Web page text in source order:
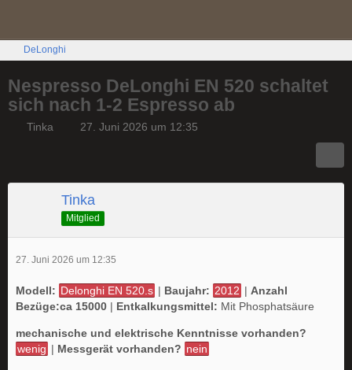
DeLonghi
Nespresso DeLonghi EN 520 schaltet
sich nach 1-2 Espresso ab
Tinka 27. Juni 2026 um 12:35
Tinka
Mitglied
27. Juni 2026 um 12:35
Modell: Delonghi EN 520.s | Baujahr: 2012 | Anzahl
Bezüge:ca 15000 | Entkalkungsmittel: Mit Phosphatsäure
mechanische und elektrische Kenntnisse vorhanden?
wenig | Messgerät vorhanden? nein